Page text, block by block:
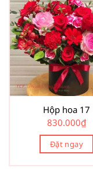
Hộp hoa 17
830.000₫
Đặt ngay